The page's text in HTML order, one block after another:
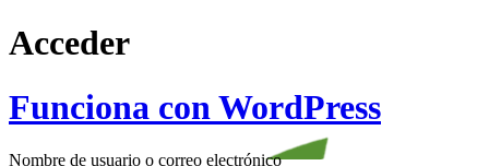
Acceder
Funciona con WordPress
Nombre de usuario o correo electrónico